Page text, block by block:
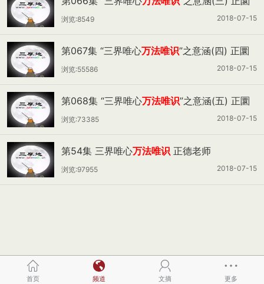
老师
2018-07-15
浏览:8549
第067集 “三界唯心万法唯识”之意涵(四) 正圜
老师
2018-07-15
浏览:55586
第068集 “三界唯心万法唯识”之意涵(五) 正圜
老师
2018-07-15
浏览:73385
第54集 三界唯心万法唯识 正德老师
2018-07-15
浏览:97955
首页 频道 文摘 更多